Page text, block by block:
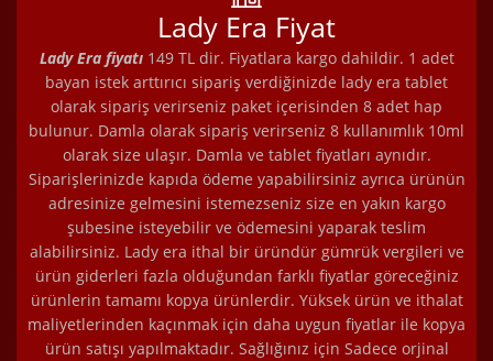
Lady Era Fiyat
Lady Era fiyatı149 TL dir. Fiyatlara kargo dahildir. 1 adet
bayan istek arttırıcı sipariş verdiğinizde lady era tablet
olarak sipariş verirseniz paket içerisinden 8 adet hap
bulunur. Damla olarak sipariş verirseniz 8 kullanımlık 10ml
olarak size ulaşır. Damla ve tablet fiyatları aynıdır.
Siparişlerinizde kapıda ödeme yapabilirsiniz ayrıca ürünün
adresinize gelmesini istemezseniz size en yakın kargo
şubesine isteyebilir ve ödemesini yaparak teslim
alabilirsiniz. Lady era ithal bir üründür gümrük vergileri ve
ürün giderleri fazla olduğundan farklı fiyatlar göreceğiniz
ürünlerin tamamı kopya ürünlerdir. Yüksek ürün ve ithalat
maliyetlerinden kaçınmak için daha uygun fiyatlar ile kopya
ürün satışı yapılmaktadır. Sağlığınız için Sadece orjinal